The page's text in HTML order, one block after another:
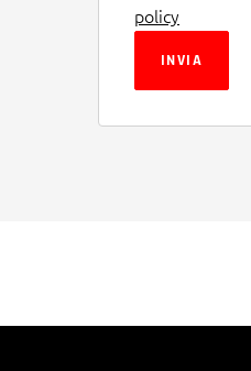
policy
INVIA
TI